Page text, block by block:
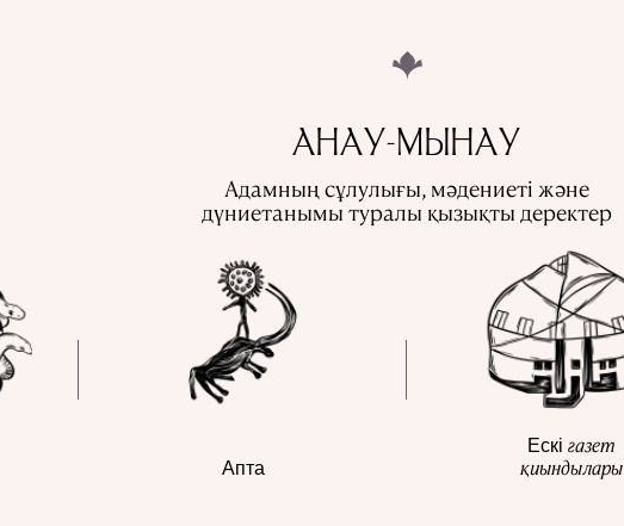
АНАУ-МЫНАУ
Адамның сұлулығы, мәдениеті және
дүниетанымы туралы қызықты деректер
Апта
Ескі газет
қиындылары